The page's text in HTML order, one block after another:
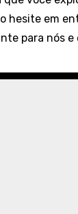
hesite em
para nós